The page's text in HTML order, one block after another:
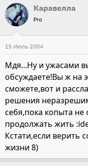
Каравелла
Pro
15 Июль 2004
Мдя...Ну и ужасами
обсуждаете!Вы ж на
сможете,вот и
решения
себя,пока копыта
продолжать жить
Кстати,если верить
жизни 8)